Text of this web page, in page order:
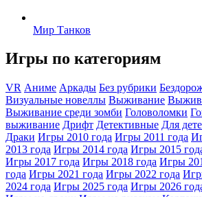
Мир Танков
Игры по категориям
VR Аниме Аркады Без рубрики
Визуальные новеллы Выживание
Выживание среди зомби Головоломки
выживание Дрифт Детективные Для
Драки Игры 2010 года Игры 2011 года
2013 года Игры 2014 года Игры 2015
Игры 2017 года Игры 2018 года Игры
года Игры 2021 года Игры 2022 года
2024 года Игры 2025 года Игры 2026